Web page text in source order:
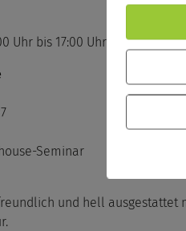
Uhr bis 17:00 Uhr
Seminar
und hell ausgestattet